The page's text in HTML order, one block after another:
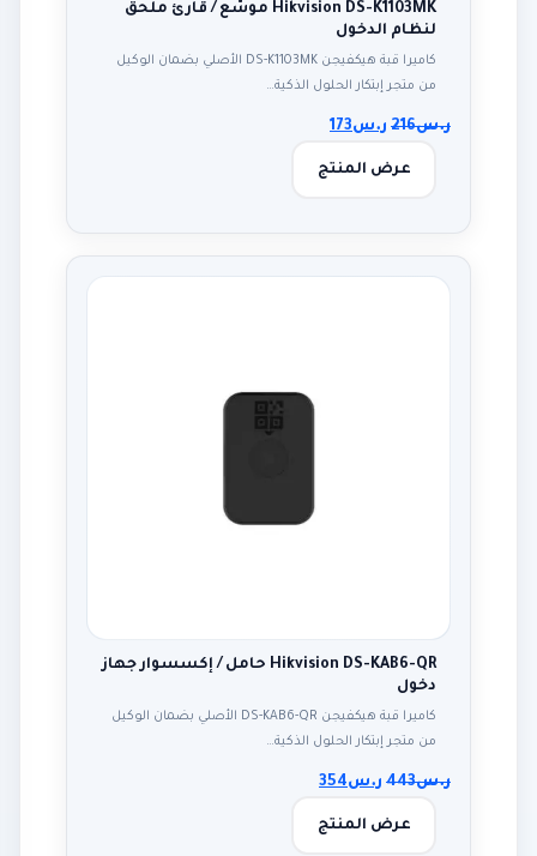
Hikvision DS-K1103MK موسّع / قارئ ملحق
لنظام الدخول
كاميرا قبة هيكفيجن DS-K1103MK الأصلي بضمان الوكيل
من متجر إبتكار الحلول الذكية…
ر.س216 ر.س173
عرض المنتج
Hikvision DS-KAB6-QR حامل / إكسسوار جهاز
دخول
كاميرا قبة هيكفيجن DS-KAB6-QR الأصلي بضمان الوكيل
من متجر إبتكار الحلول الذكية…
ر.س443 ر.س354
عرض المنتج